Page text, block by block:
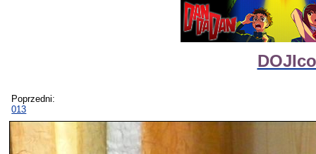
Poprzedni:
013